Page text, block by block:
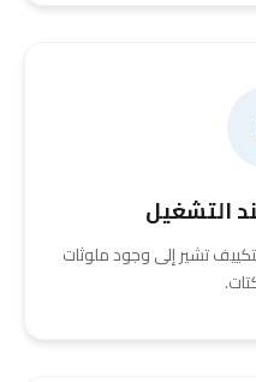
التشغيل
تشير إلى وجود ملوثات